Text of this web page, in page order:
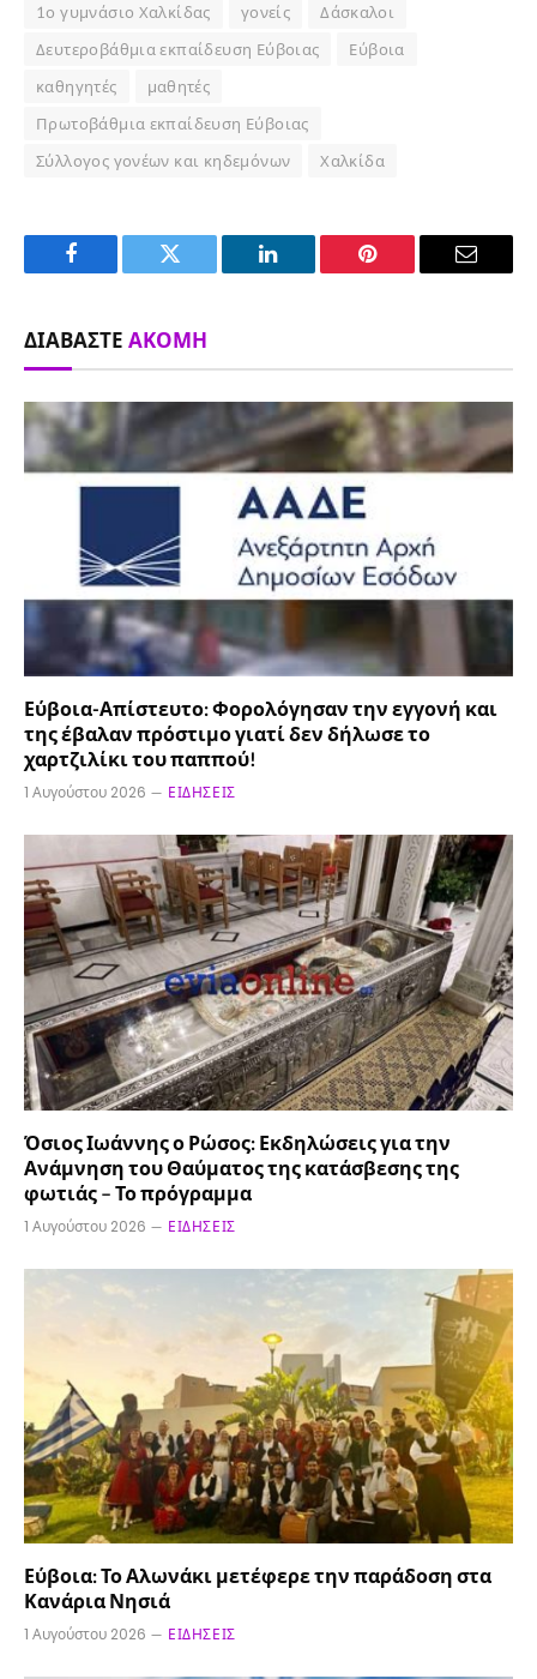
1ο γυμνάσιο Χαλκίδας γονείς
Δάσκαλοι
Δευτεροβάθμια εκπαίδευση Εύβοιας
Εύβοια
καθηγητές
μαθητές
Πρωτοβάθμια εκπαίδευση Εύβοιας
Σύλλογος γονέων και κηδεμόνων
Χαλκίδα
Facebook Twitter LinkedIn Pinterest Email
ΔΙΑΒΆΣΤΕ ΑΚΌΜΗ
Εύβοια-Απίστευτο: Φορολόγησαν την εγγονή και
της έβαλαν πρόστιμο γιατί δεν δήλωσε το
χαρτζιλίκι του παππού!
1 Αυγούστου 2026 ΕΙΔΉΣΕΙΣ
Όσιος Ιωάννης ο Ρώσος: Εκδηλώσεις για την
Ανάμνηση του Θαύματος της κατάσβεσης της
φωτιάς – Το πρόγραμμα
1 Αυγούστου 2026 ΕΙΔΉΣΕΙΣ
Εύβοια: Το Αλωνάκι μετέφερε την παράδοση στα
Κανάρια Νησιά
1 Αυγούστου 2026 ΕΙΔΉΣΕΙΣ